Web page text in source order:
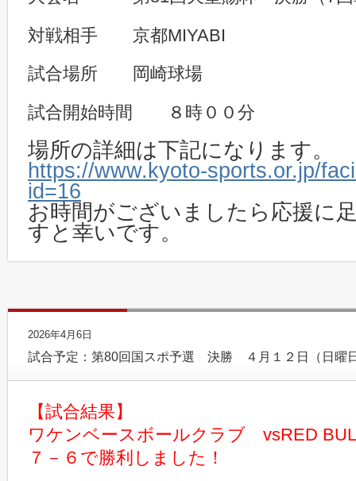
対戦相手 京都MIYABI
試合場所 岡崎球場
試合開始時間 ８時００分
場所の詳細は下記になります。
https://www.kyoto-sports.or.jp/
id=16
お時間がございましたら応援に
すと幸いです。
試合予定：第80回国スポ予選 決勝 ４月１２日（日曜
2026年4月6日
【試合結果】
ワケンベースボールクラブ vsRED
７－６で勝利しました！